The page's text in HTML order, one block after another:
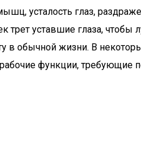
усталость глаз,
трет уставшие глаза,
в обычной жизни. В
функции,